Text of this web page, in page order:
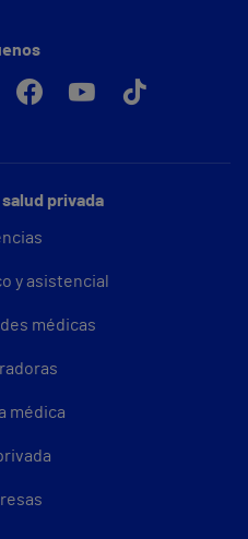
privada
y asistencial
médicas
médica